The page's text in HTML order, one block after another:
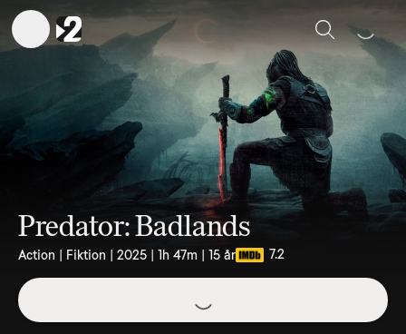
Sök
Predator: Badlands
Action | Fiktion | 2025 | 1h 47m | 15 år 7.2